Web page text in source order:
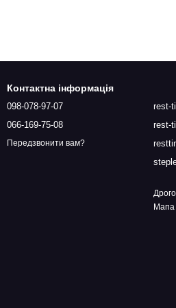
Контактна інформація
098-078-97-07
066-169-75-08
Передзвонити вам?
rest-
rest-
Мапа